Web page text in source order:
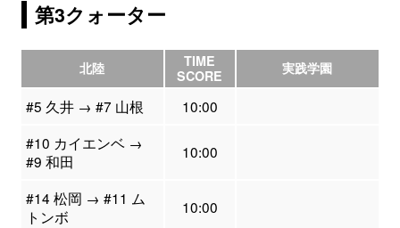
第3クォーター
北陸
TIME
SCORE
実践学園
#5 久井 → #7 山根
10:00
#10 カイエンベ →
#9 和田
10:00
#14 松岡 → #11 ム
トンボ
10:00